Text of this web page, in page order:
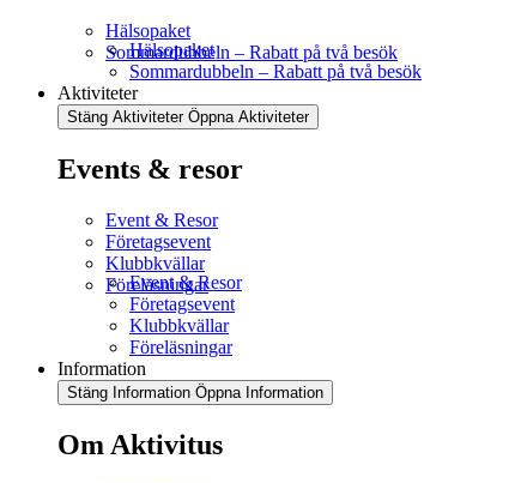
Hälsopaket
Sommardubbeln – Rabatt på två besök
Hälsopaket
Sommardubbeln – Rabatt på två besök
Aktiviteter
Stäng Aktiviteter Öppna Aktiviteter
Events & resor
Event & Resor
Företagsevent
Klubbkvällar
Föreläsningar
Event & Resor
Företagsevent
Klubbkvällar
Föreläsningar
Information
Stäng Information Öppna Information
Om Aktivitus